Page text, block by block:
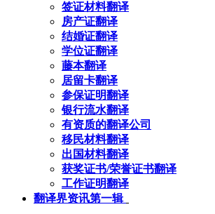
签证材料翻译
房产证翻译
结婚证翻译
学位证翻译
藤本翻译
居留卡翻译
参保证明翻译
银行流水翻译
有资质的翻译公司
移民材料翻译
出国材料翻译
获奖证书/荣誉证书翻译
工作证明翻译
翻译界资讯第一辑